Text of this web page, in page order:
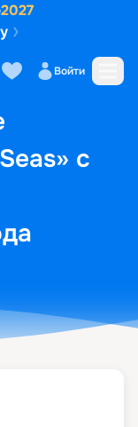
2027
Войти
с
Маршрут и